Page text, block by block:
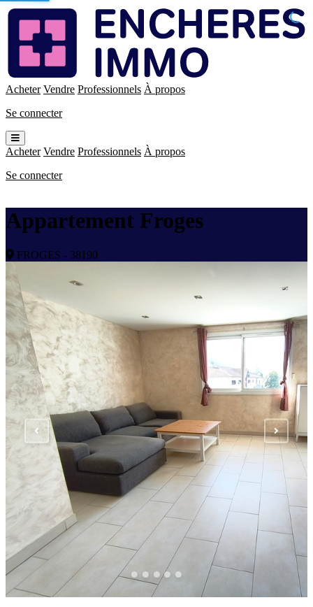
Enchères
Immo
Acheter Vendre Professionnels À propos
Se connecter
Ouvrir
le
menu
Acheter Vendre Professionnels À propos
Se connecter
Appartement Froges
FROGES - 38190